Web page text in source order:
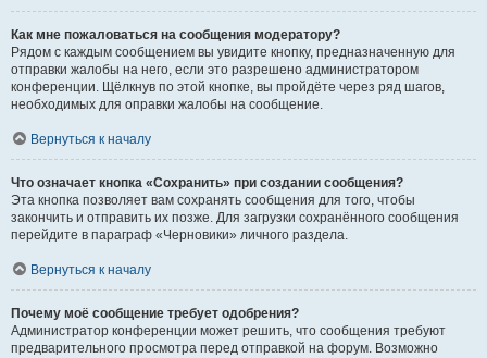
Как мне пожаловаться на сообщения модератору?
Рядом с каждым сообщением вы увидите кнопку, предназначенную для
отправки жалобы на него, если это разрешено администратором
конференции. Щёлкнув по этой кнопке, вы пройдёте через ряд шагов,
необходимых для оправки жалобы на сообщение.
Вернуться к началу
Что означает кнопка «Сохранить» при создании сообщения?
Эта кнопка позволяет вам сохранять сообщения для того, чтобы
закончить и отправить их позже. Для загрузки сохранённого сообщения
перейдите в параграф «Черновики» личного раздела.
Вернуться к началу
Почему моё сообщение требует одобрения?
Администратор конференции может решить, что сообщения требуют
предварительного просмотра перед отправкой на форум. Возможно